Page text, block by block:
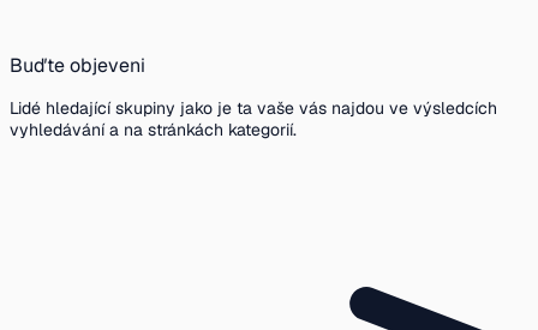
Buďte objeveni
Lidé hledající skupiny jako je ta vaše vás najdou ve výsledcích
vyhledávání a na stránkách kategorií.